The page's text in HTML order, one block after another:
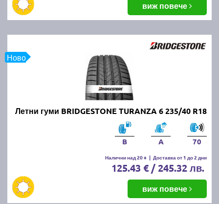
виж повече
Ново
Летни гуми BRIDGESTONE TURANZA 6 235/40 R18
B A 70
Налични над 20 + | Доставка от 1 до 2 дни
125.43 € / 245.32 лв.
виж повече